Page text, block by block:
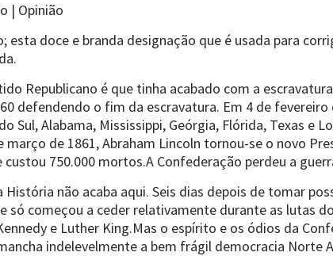
| Opinião
esta doce e branda designação que é usada para
Republicano é que tinha acabado com a
defendendo o fim da escravatura. Em 4 de
Sul, Alabama, Mississippi, Geórgia, Flórida, Texas e
de 1861, Abraham Lincoln tornou-se o novo
750.000 mortos.A Confederação perdeu a
não acaba aqui. Seis dias depois de tomar
só começou a ceder relativamente durante as lutas
e Luther King.Mas o espírito e os ódios da
indelevelmente a bem frágil democracia Norte